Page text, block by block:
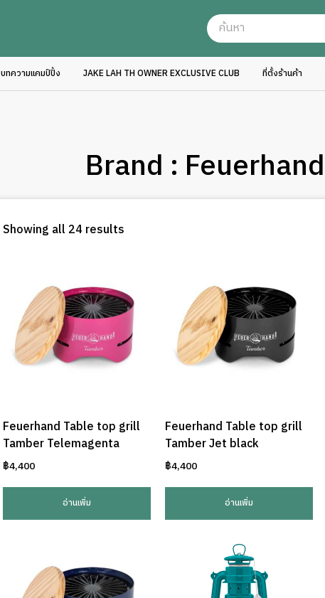
บทความแคมป์ปิ้ง JAKE LAH TH OWNER EXCLUSIVE CLUB ที่ตั้งร้านค้า
Brand : Feuerhand
Showing all 24 results
Feuerhand Table top grill
Tamber Telemagenta
฿4,400
อ่านเพิ่ม
Feuerhand Table top grill
Tamber Jet black
฿4,400
อ่านเพิ่ม